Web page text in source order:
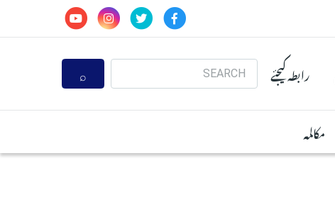
رابطہ کیجئے
Search
مکالمہ